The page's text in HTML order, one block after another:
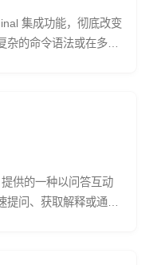
集成功能，彻底改变
的命令语法或在多个
供的一种以问答互动
问、获取解释或通过